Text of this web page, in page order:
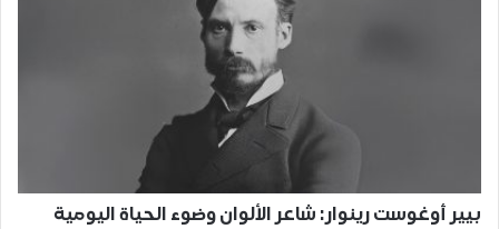
بيير أوغوست رينوار: شاعر الألوان وضوء الحياة اليومية